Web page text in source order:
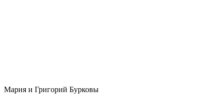
Мария и Григорий Бурковы